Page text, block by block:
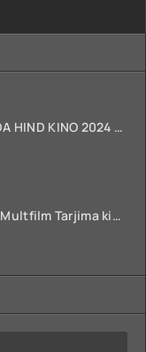
SALAAR 2 QISMI UZBEK TILIDA HIND KINO 2024 TARJIMA 720p HD Skachat
O'lik Kelin Uzbek tilida 2023 Multfilm Tarjima kino skachat